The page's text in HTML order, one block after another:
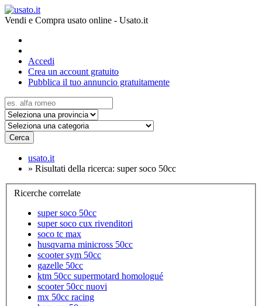
Vendi e Compra usato online - Usato.it
Accedi
Crea un account gratuito
Pubblica il tuo annuncio gratuitamente
Cerca
usato.it
» Risultati della ricerca: super soco 50cc
Ricerche correlate
super soco 50cc
super soco cux rivenditori
soco tc max
husqvarna minicross 50cc
scooter sym 50cc
gazelle 50cc
ktm 50cc supermotard homologué
scooter 50cc nuovi
mx 50cc racing